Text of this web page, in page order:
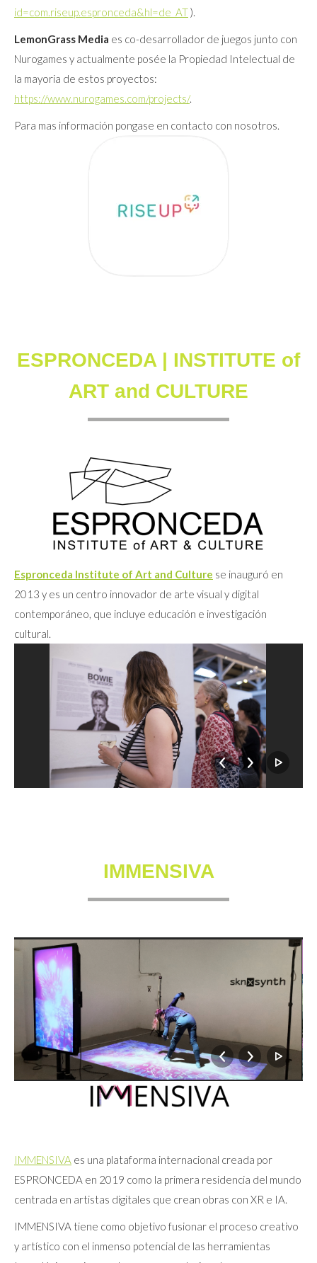
id=com.riseup.espronceda&hl=de_AT).
LemonGrass Media es co-desarrollador de juegos junto con
Nurogames y actualmente posée la Propiedad Intelectual de
la mayoria de estos proyectos:
https://www.nurogames.com/projects/.
Para mas información pongase en contacto con nosotros.
ESPRONCEDA | INSTITUTE of
ART and CULTURE
Espronceda Institute of Art and Culture se inauguró en
2013 y es un centro innovador de arte visual y digital
contemporáneo, que incluye educación e investigación
cultural.
IMMENSIVA
IMMENSIVA es una plataforma internacional creada por
ESPRONCEDA en 2019 como la primera residencia del mundo
centrada en artistas digitales que crean obras con XR e IA.
IMMENSIVA tiene como objetivo fusionar el proceso creativo
y artístico con el inmenso potencial de las herramientas